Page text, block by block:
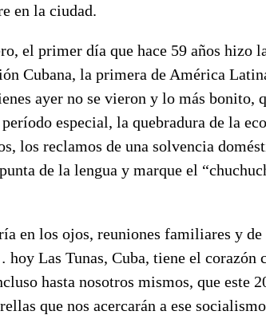
en la ciudad.
el primer día que hace 59 años hizo
Cubana, la primera de América
ayer no se vieron y lo más bonito,
especial, la quebradura de la
los reclamos de una solvencia
de la lengua y marque el
en los ojos, reuniones familiares y
Las Tunas, Cuba, tiene el corazón
hasta nosotros mismos, que este
que nos acercarán a ese